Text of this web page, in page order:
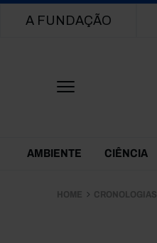
Main navigation
A FUNDAÇÃO
Themes Menu
AMBIENTE CIÊNCIA
HOME CRONOLOGIAS